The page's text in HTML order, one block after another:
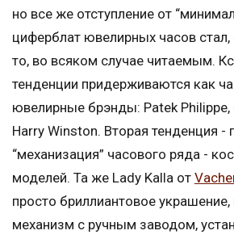
но все же отступление от
циферблат ювелирных часов
то, во всяком случае читаемым.
тенденции придерживаются как
ювелирные брэнды: Patek Philippe,
Harry Winston. Вторая тенденция -
“механизация” часового ряда -
моделей. Та же Lady Kalla от
просто бриллиантовое
механизм с ручным заводом,